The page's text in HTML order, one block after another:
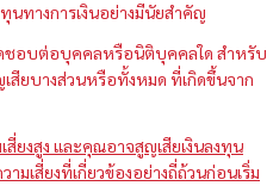
นทางการเงินอย่างมีนัยสำคัญ
ดชอบต่อบุคคลหรือนิติบุคคลใด สำหรับ
เสียบางส่วนหรือทั้งหมด ที่เกิดขึ้นจาก
สี่ยงสูง และคุณอาจสูญเสียเงินลงทุน
มเสี่ยงที่เกี่ยวข้องอย่างถี่ถ้วนก่อนเริ่ม